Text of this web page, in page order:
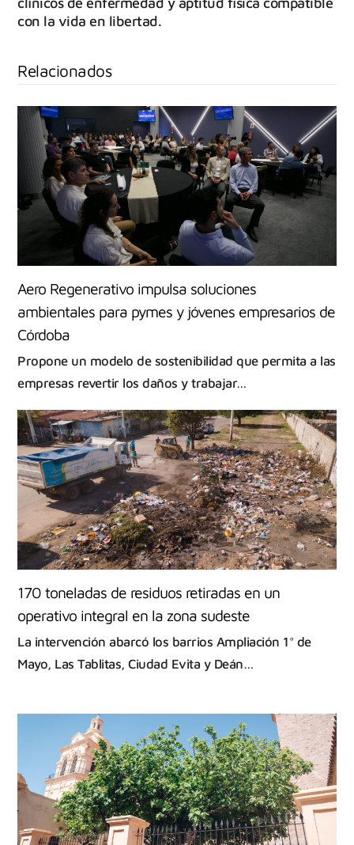
con la vida en libertad.
Relacionados
Aero Regenerativo impulsa soluciones
ambientales para pymes y jóvenes empresarios de
Córdoba
Propone un modelo de sostenibilidad que permita a las
empresas revertir los daños y trabajar…
170 toneladas de residuos retiradas en un
operativo integral en la zona sudeste
La intervención abarcó los barrios Ampliación 1° de
Mayo, Las Tablitas, Ciudad Evita y Deán…